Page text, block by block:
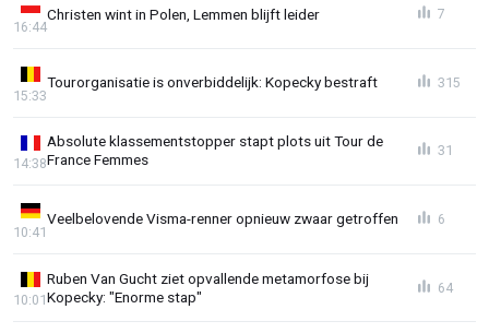
Christen wint in Polen, Lemmen blijft leider
16:44
7
Tourorganisatie is onverbiddelijk: Kopecky bestraft
15:33
315
Absolute klassementstopper stapt plots uit Tour de
France Femmes
14:38
31
Veelbelovende Visma-renner opnieuw zwaar getroffen
10:41
6
Ruben Van Gucht ziet opvallende metamorfose bij
Kopecky: "Enorme stap"
10:01
64